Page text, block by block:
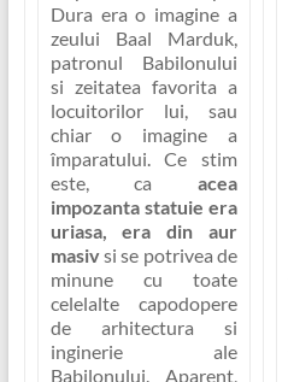
Dura era o imagine a
zeului Baal Marduk,
patronul Babilonului
si zeitatea favorita a
locuitorilor lui, sau
chiar o imagine a
împaratului. Ce stim
este, ca acea
impozanta statuie era
uriasa, era din aur
masivsi se potrivea de
minune cu toate
celelalte capodopere
de arhitectura si
inginerie ale
Babilonului. Aparent,